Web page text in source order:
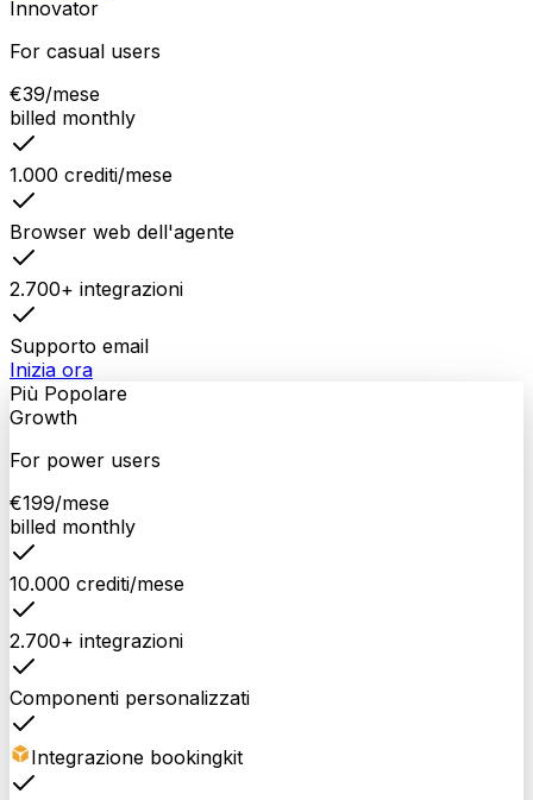
Innovator
For casual users
€39/mese
billed monthly
1.000 crediti/mese
Browser web dell'agente
2.700+ integrazioni
Supporto email
Inizia ora
Più Popolare
Growth
For power users
€199/mese
billed monthly
10.000 crediti/mese
2.700+ integrazioni
Componenti personalizzati
Integrazione bookingkit